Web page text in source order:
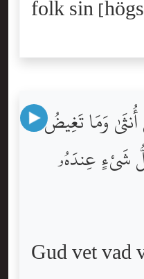
folk sin
وَمَا تَغِيضُ
شَىْءٍ عِندَهُۥ
Gud vet